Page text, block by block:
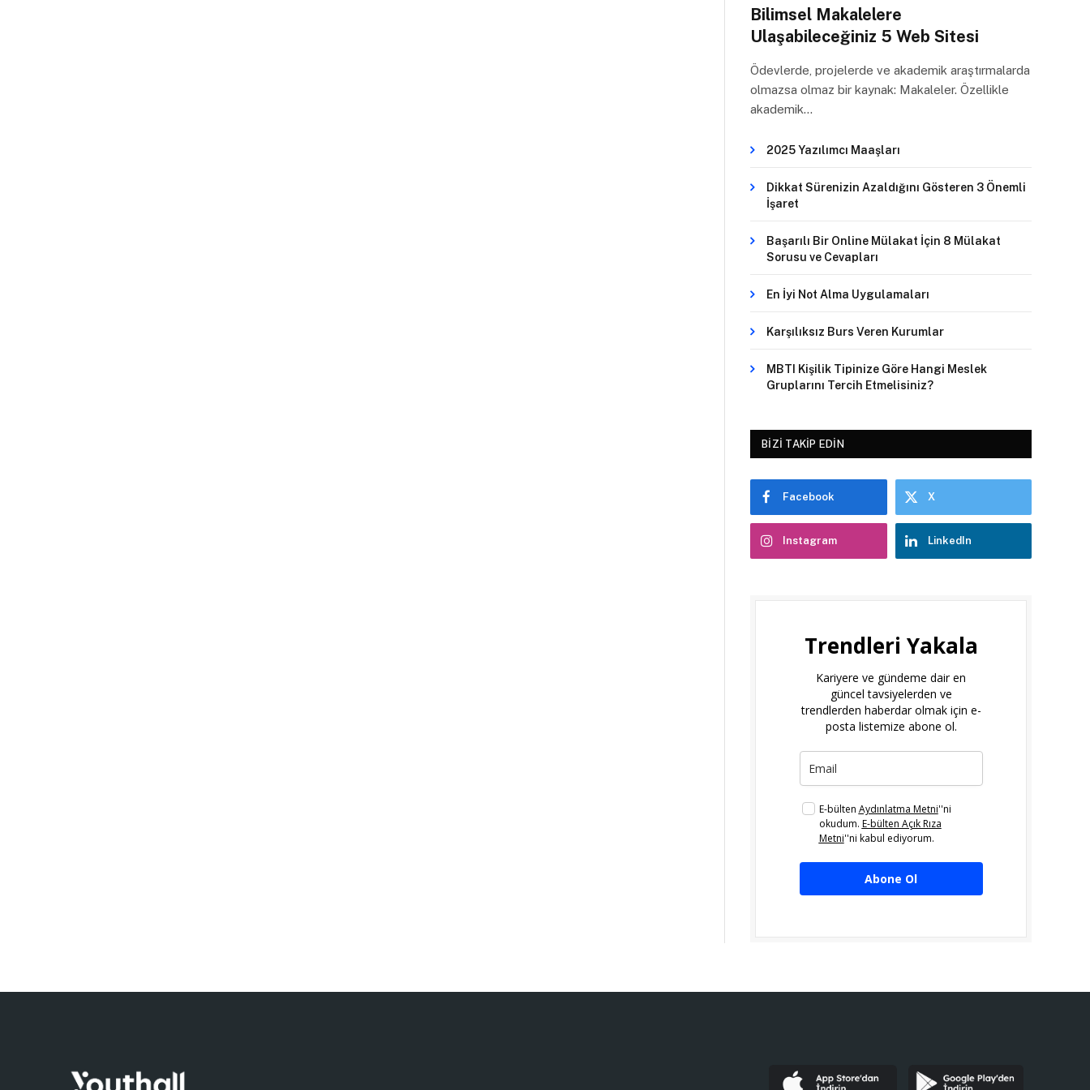
Bilimsel Makalelere
Ulaşabileceğiniz 5 Web Sitesi
Ödevlerde, projelerde ve akademik araştırmalarda
olmazsa olmaz bir kaynak: Makaleler. Özellikle
akademik…
2025 Yazılımcı Maaşları
Dikkat Sürenizin Azaldığını Gösteren 3 Önemli
İşaret
Başarılı Bir Online Mülakat İçin 8 Mülakat
Sorusu ve Cevapları
En İyi Not Alma Uygulamaları
Karşılıksız Burs Veren Kurumlar
MBTI Kişilik Tipinize Göre Hangi Meslek
Gruplarını Tercih Etmelisiniz?
BIZI TAKIP EDIN
Facebook X
Instagram LinkedIn
Trendleri Yakala
Kariyere ve gündeme dair en
güncel tavsiyelerden ve
trendlerden haberdar olmak için e-
posta listemize abone ol.
E-bülten Aydınlatma Metni''ni
okudum. E-bülten Açık Rıza
Metni''ni kabul ediyorum.
Abone Ol